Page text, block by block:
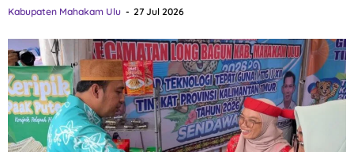
Kabupaten Mahakam Ulu 27 Jul 2026